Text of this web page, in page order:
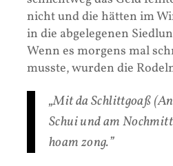
nicht und die hätten im
in die abgelegenen
Wenn es morgens mal
musste, wurden die
„Mit da Schlittgoaß
Schui und am
hoam zong.”